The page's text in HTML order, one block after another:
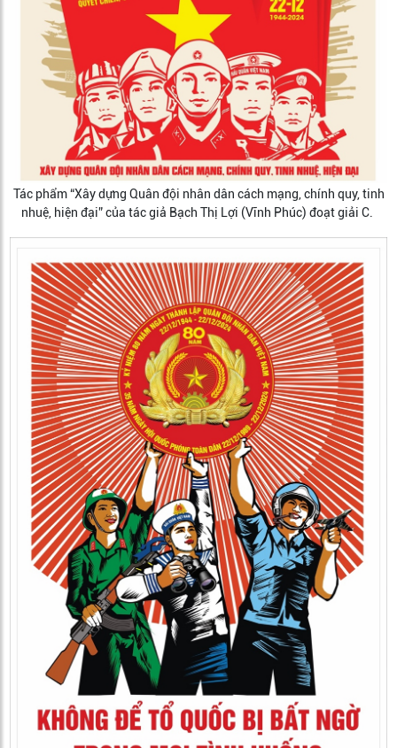
Tác phẩm “Xây dựng Quân đội nhân dân cách mạng, chính quy, tinh
nhuệ, hiện đại” của tác giả Bạch Thị Lợi (Vĩnh Phúc) đoạt giải C.